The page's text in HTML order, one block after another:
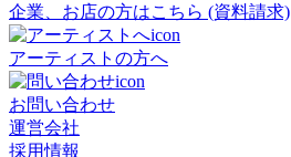
企業、お店の方はこちら (資料請求)
アーティストの方へ
お問い合わせ
運営会社
採用情報